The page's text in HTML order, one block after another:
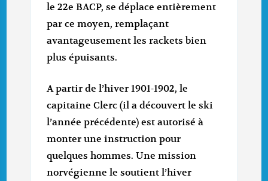
le 22e BACP, se déplace entièrement
par ce moyen, remplaçant
avantageusement les rackets bien
plus épuisants.
A partir de l’hiver 1901-1902, le
capitaine Clerc (il a découvert le ski
l’année précédente) est autorisé à
monter une instruction pour
quelques hommes. Une mission
norvégienne le soutient l’hiver